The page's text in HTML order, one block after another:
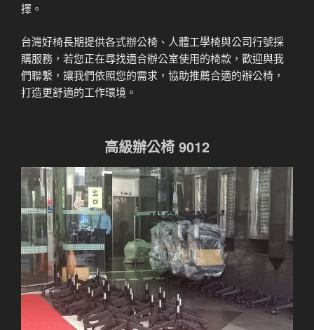
擇。
台灣好椅長期提供各式辦公椅、人體工學椅與公司行號採
購服務，若您正在尋找適合辦公室使用的椅款，歡迎與我
們聯繫，讓我們依照您的需求，協助推薦合適的辦公椅，
打造更舒適的工作環境。
高級辦公椅 9012